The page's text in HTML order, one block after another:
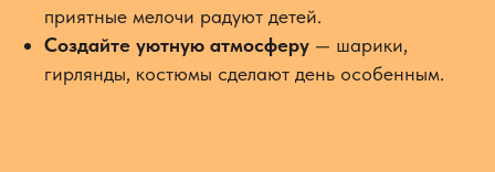
приятные мелочи радуют детей.
Создайте уютную атмосферу — шарики,
гирлянды, костюмы сделают день особенным.